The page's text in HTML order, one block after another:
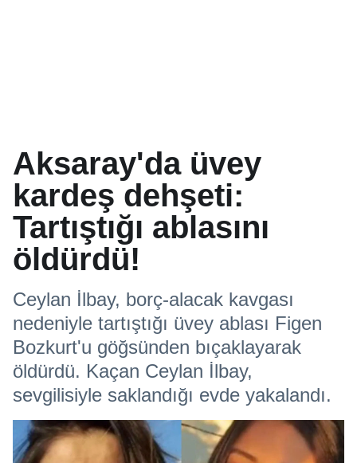
Aksaray'da üvey
kardeş dehşeti:
Tartıştığı ablasını
öldürdü!
Ceylan İlbay, borç-alacak kavgası
nedeniyle tartıştığı üvey ablası Figen
Bozkurt'u göğsünden bıçaklayarak
öldürdü. Kaçan Ceylan İlbay,
sevgilisiyle saklandığı evde yakalandı.